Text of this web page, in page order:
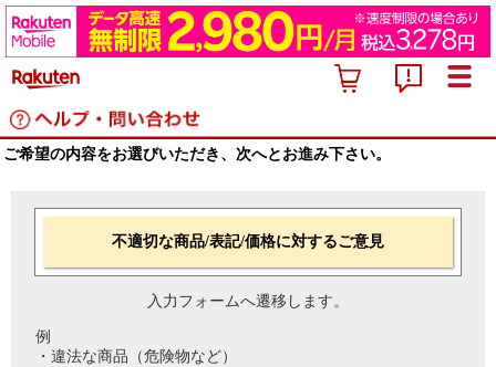
ご希望の内容をお選びいただき、次へとお進み下さい。
不適切な商品/表記/価格に対するご意見
入力フォームへ遷移します。
例
・違法な商品（危険物など）